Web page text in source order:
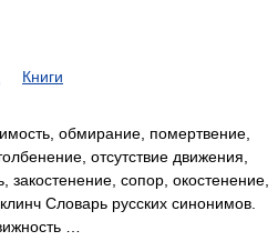
Книги
обмирание, помертвение,
отсутствие движения,
закостенение, сопор, окостенение,
Словарь русских синонимов.
…